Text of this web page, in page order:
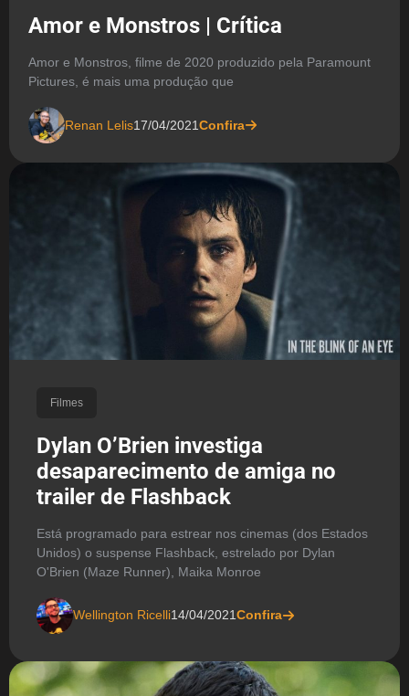
Amor e Monstros | Crítica
Amor e Monstros, filme de 2020 produzido pela Paramount
Pictures, é mais uma produção que
Renan Lelis17/04/2021Confira
Filmes
Dylan O’Brien investiga
desaparecimento de amiga no
trailer de Flashback
Está programado para estrear nos cinemas (dos Estados
Unidos) o suspense Flashback, estrelado por Dylan
O'Brien (Maze Runner), Maika Monroe
Wellington Ricelli14/04/2021Confira